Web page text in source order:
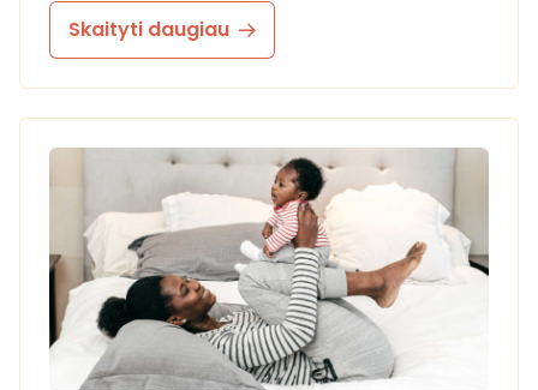
Skaityti daugiau